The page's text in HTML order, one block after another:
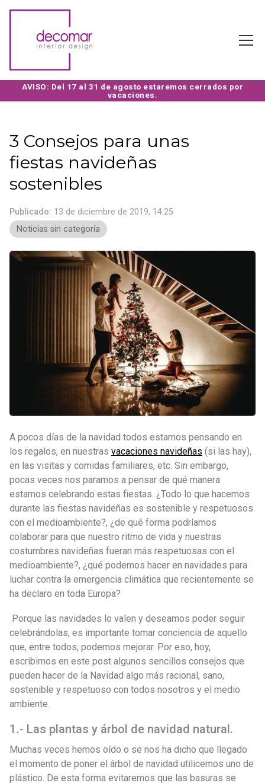
3 Consejos para unas
fiestas navideñas
sostenibles
Publicado: 13 de diciembre de 2019, 14:25
Noticias sin categoría
A pocos días de la navidad todos estamos pensando en
los regalos, en nuestras vacaciones navideñas (si las hay),
en las visitas y comidas familiares, etc. Sin embargo,
pocas veces nos paramos a pensar de qué manera
estamos celebrando estas fiestas. ¿Todo lo que hacemos
durante las fiestas navideñas es sostenible y respetuosos
con el medioambiente?, ¿de qué forma podríamos
colaborar para que nuestro ritmo de vida y nuestras
costumbres navideñas fueran más respetuosas con el
medioambiente?, ¿qué podemos hacer en navidades para
luchar contra la emergencia climática que recientemente se
ha declaro en toda Europa?
Porque las navidades lo valen y deseamos poder seguir
celebrándolas, es importante tomar conciencia de aquello
que, entre todos, podemos mejorar. Por eso, hoy,
escribimos en este post algunos sencillos consejos que
pueden hacer de la Navidad algo más racional, sano,
sostenible y respetuoso con todos nosotros y el medio
ambiente.
1.- Las plantas y árbol de navidad natural.
Muchas veces hemos oído o se nos ha dicho que llegado
el momento de poner el árbol de navidad utilicemos uno de
plástico. De esta forma evitaremos que las basuras se